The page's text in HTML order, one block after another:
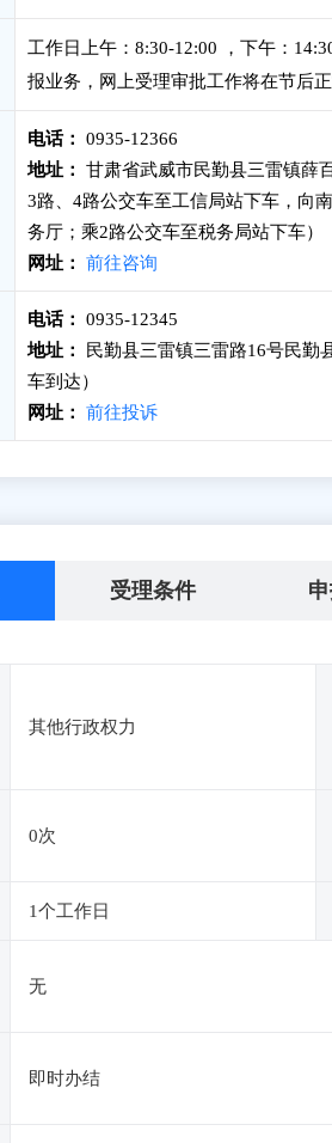
工作日上午：8:30-12:00 ，下午：
报业务，网上受理审批工作将在节后正
电话：
0935-12366
地址：
甘肃省武威市民勤县三雷镇薛
3路、4路公交车至工信局站下车，向
务厅；乘2路公交车至税务局站下车）
网址：
前往咨询
电话：
0935-12345
地址：
民勤县三雷镇三雷路16号民勤
车到达）
网址：
前往投诉
受理条件
其他行政权力
0次
1个工作日
无
即时办结